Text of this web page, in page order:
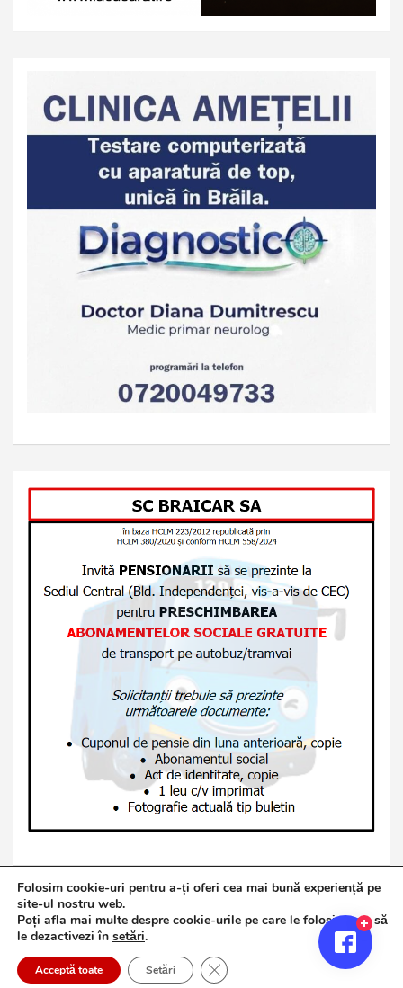
Copyright © 2026Jurnalul de Brăila
Politică de confidențialitate
Theme Horse
Proudly Powered by:WordPress
Folosim cookie-uri pentru a-ți oferi cea mai bună experiență pe
site-ul nostru web.
Poți afla mai multe despre cookie-urile pe care le folosim sau să
le dezactivezi în setări.
Acceptă toate Setări Close GDPR Cookie Banner